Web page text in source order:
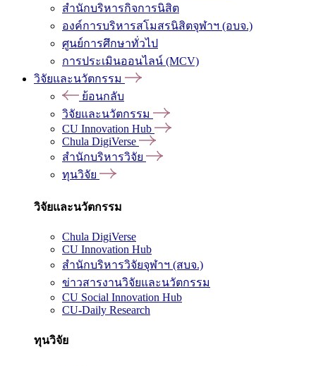
สำนักบริหารกิจการนิสิต
องค์การบริหารสโมสรนิสิตจุฬาฯ (อบจ.)
ศูนย์การศึกษาทั่วไป
การประเมินออนไลน์ (MCV)
วิจัยและนวัตกรรม
ย้อนกลับ
วิจัยและนวัตกรรม
CU Innovation Hub
Chula DigiVerse
สำนักบริหารวิจัย
ทุนวิจัย
วิจัยและนวัตกรรม
Chula DigiVerse
CU Innovation Hub
สำนักบริหารวิจัยจุฬาฯ (สบจ.)
ข่าวสารงานวิจัยและนวัตกรรม
CU Social Innovation Hub
CU-Daily Research
ทุนวิจัย